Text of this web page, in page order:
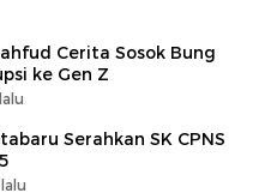
Cerita Sosok Bung
ke Gen Z
Serahkan SK CPNS